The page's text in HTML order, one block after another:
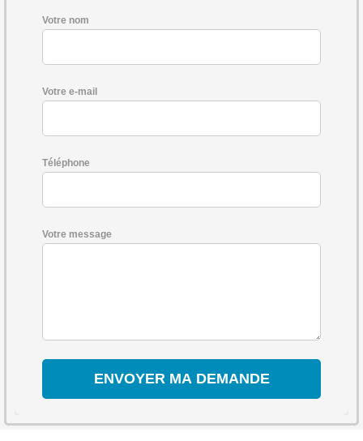
Votre nom
Votre e-mail
Téléphone
Votre message